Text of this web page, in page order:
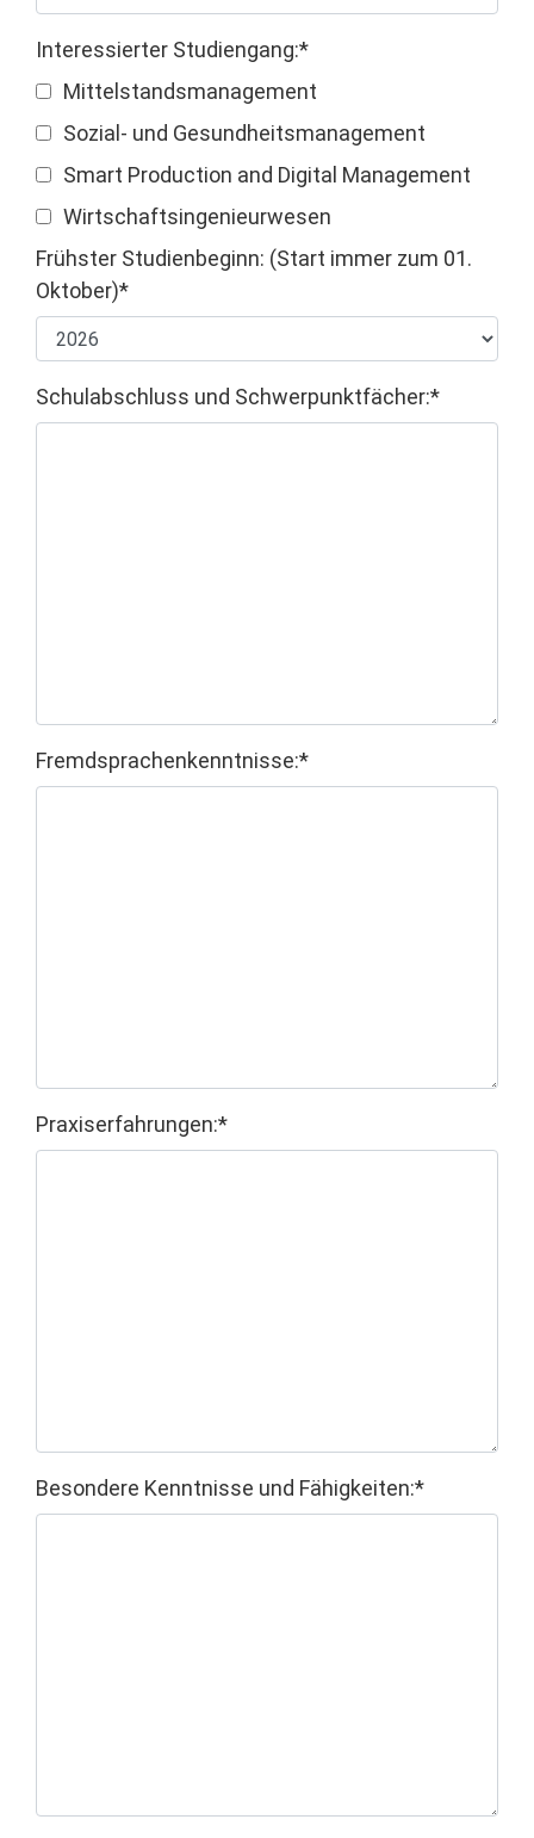
Interessierter Studiengang:*
Mittelstandsmanagement
Sozial- und Gesundheitsmanagement
Smart Production and Digital Management
Wirtschaftsingenieurwesen
Frühster Studienbeginn: (Start immer zum 01.
Oktober)*
Schulabschluss und Schwerpunktfächer:*
Fremdsprachenkenntnisse:*
Praxiserfahrungen:*
Besondere Kenntnisse und Fähigkeiten:*